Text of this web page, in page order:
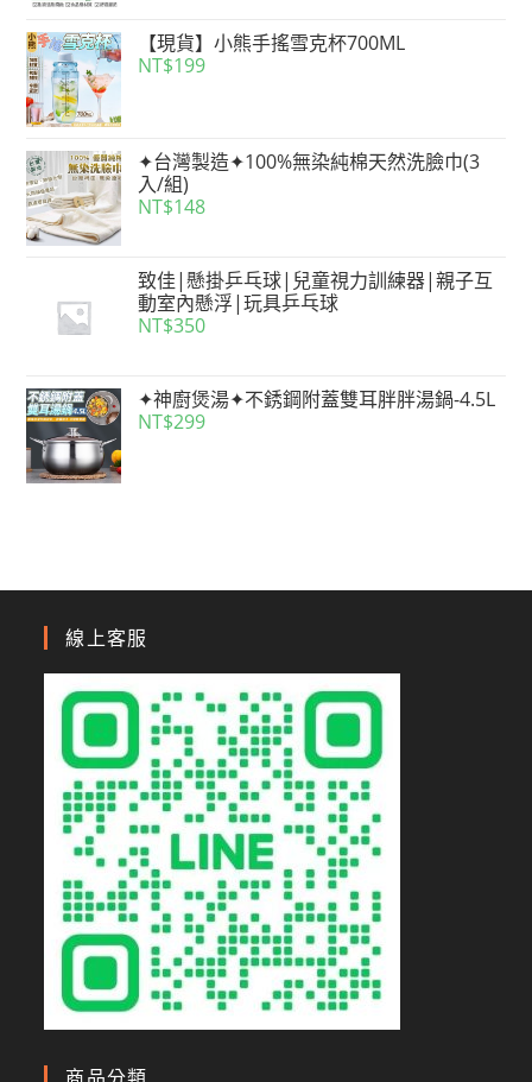
【現貨】小熊手搖雪克杯700ML
NT$199
✦台灣製造✦100%無染純棉天然洗臉巾(3
入/組)
NT$148
致佳|懸掛乒乓球|兒童視力訓練器|親子互
動室內懸浮|玩具乒乓球
NT$350
✦神廚煲湯✦不銹鋼附蓋雙耳胖胖湯鍋-4.5L
NT$299
線上客服